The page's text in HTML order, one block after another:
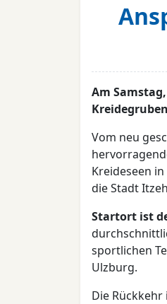
Am
Vom neu
Kreideseen
die Stadt
Startort ist
sportlichen
Ulzburg.
Die